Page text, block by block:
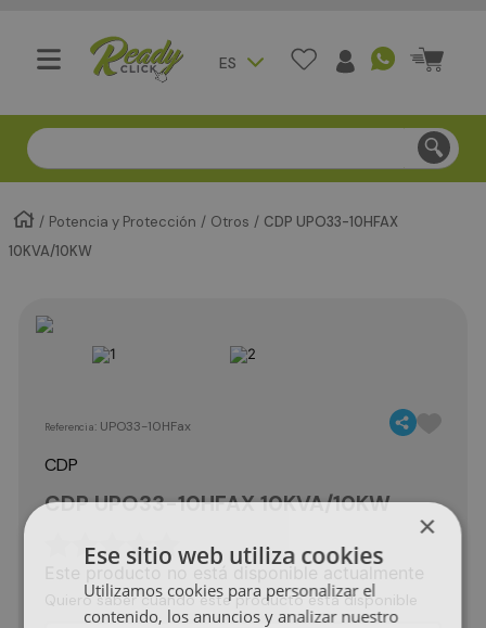
ES
Compra segura - Entregas en Bogotá en menos de 3
Potencia y Protección Otros
CDP UPO33-10HFAX
10KVA/10KW
Referencia: UPO33-10HFax
CDP
CDP UPO33-10HFAX 10KVA/10KW
☆☆ ☆☆
Este producto no está disponible actualmente
Quiero saber cuando este producto está disponible
×
Ese sitio web utiliza cookies
Utilizamos cookies para personalizar el
contenido, los anuncios y analizar nuestro